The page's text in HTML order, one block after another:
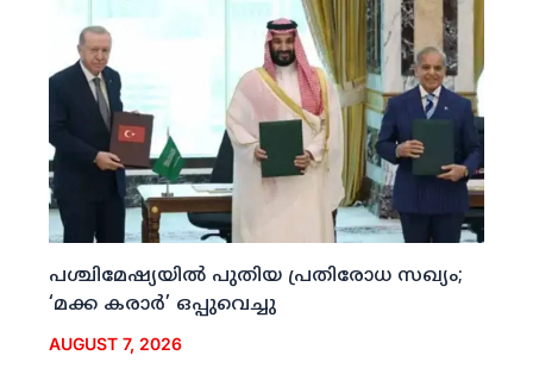
പശ്ചിമേഷ്യയില്‍ പുതിയ പ്രതിരോധ സഖ്യം;
‘മക്ക കരാര്‍’ ഒപ്പുവെച്ചു
AUGUST 7, 2026